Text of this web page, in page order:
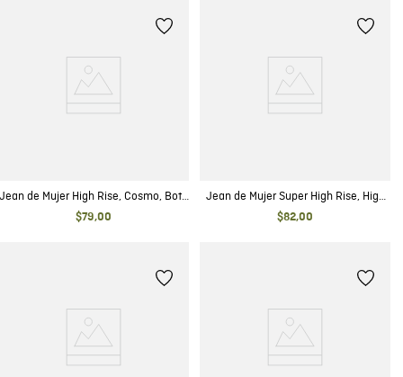
Jean de Mujer High Rise, Cosmo, Bota
Skinny - Azul Oscuro Vintage
$79,00
Jean de Mujer Super High Rise, High
Cosmo, Bota Skinny - Azul Oscuro
Detalles de Construcción
$82,00